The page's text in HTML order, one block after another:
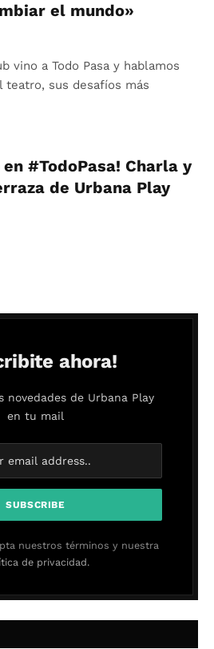
el mundo»
vino a Todo Pasa y hablamos
teatro, sus desafíos más
en #TodoPasa! Charla y
de Urbana Play
ahora!
novedades de Urbana Play
en tu mail
nuestros términos y nuestra
de privacidad.